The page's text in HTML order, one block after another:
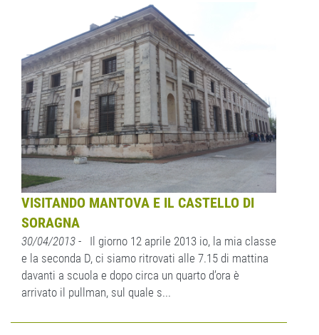
VISITANDO MANTOVA E IL CASTELLO DI
SORAGNA
30/04/2013 - Il giorno 12 aprile 2013 io, la mia classe
e la seconda D, ci siamo ritrovati alle 7.15 di mattina
davanti a scuola e dopo circa un quarto d’ora è
arrivato il pullman, sul quale s...